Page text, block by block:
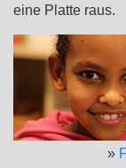
eine Platte raus.
»